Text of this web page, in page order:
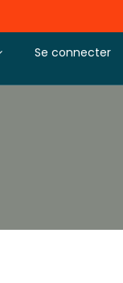
Se connecter